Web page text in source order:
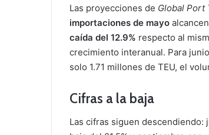
Las proyecciones de Global Port
importaciones de mayo
caída del 12.9% respecto al
crecimiento interanual. Para
solo 1.71 millones de TEU, el
Cifras a la baja
Las cifras siguen descendiendo: